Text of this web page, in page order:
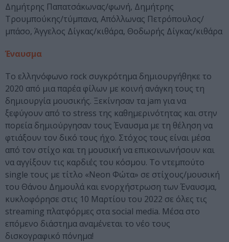
Δημήτρης Παπατσάκωνας/φωνή, Δημήτρης
Τρουμπούκης/τύμπανα, Απόλλωνας Πετρόπουλος/
μπάσο, Άγγελος Δίγκας/κιθάρα, Θοδωρής Δίγκας/κιθάρα
Έναυσμα
Το ελληνόφωνο rock συγκρότημα δημιουργήθηκε το
2020 από μια παρέα φίλων με κοινή ανάγκη τους τη
δημιουργία μουσικής. Ξεκίνησαν τα jam για να
ξεφύγουν από το stress της καθημερινότητας και στην
πορεία δημιούργησαν τους Έναυσμα με τη θέληση να
φτιάξουν τον δικό τους ήχο. Στόχος τους είναι μέσα
από τον στίχο και τη μουσική να επικοινωνήσουν και
να αγγίξουν τις καρδιές του κόσμου. Το ντεμπούτο
single τους με τίτλο «Neon Φώτα» σε στίχους/μουσική
του Θάνου Δημουλά και ενορχήστρωση των Έναυσμα,
κυκλοφόρησε στις 10 Μαρτίου του 2022 σε όλες τις
streaming πλατφόρμες στα social media. Μέσα στο
επόμενο διάστημα αναμένεται το νέο τους
δισκογραφικό πόνημα!